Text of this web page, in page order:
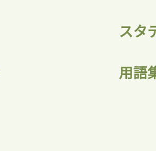
スタ
用語